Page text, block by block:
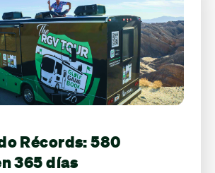
Récords: 580
365 días